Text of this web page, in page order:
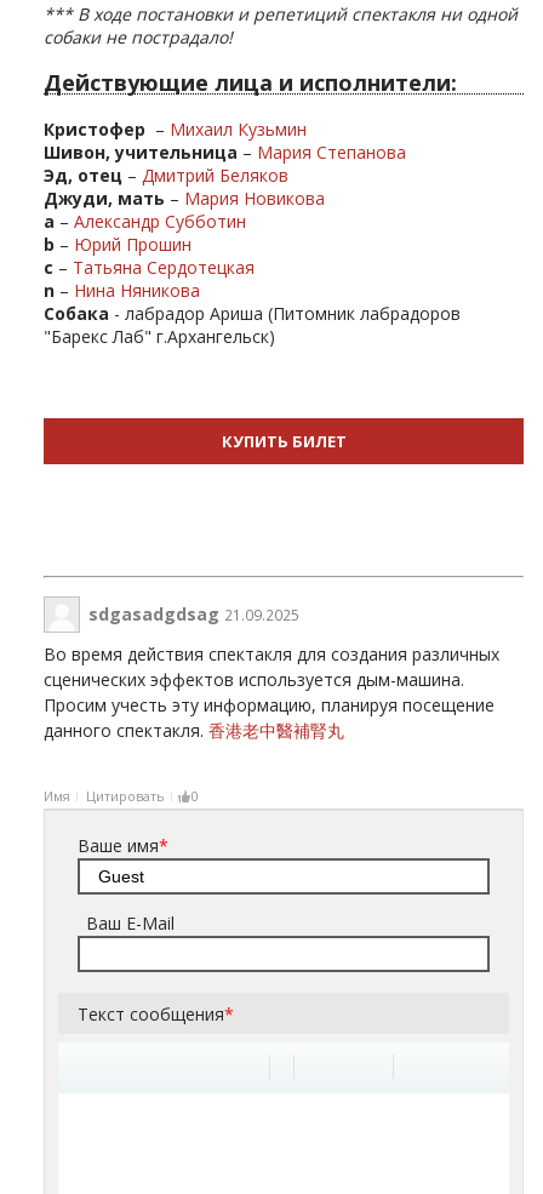
*** В ходе постановки и репетиций спектакля ни одной
собаки не пострадало!
Действующие лица и исполнители:
Кристофер – Михаил Кузьмин
Шивон, учительница – Мария Степанова
Эд, отец – Дмитрий Беляков
Джуди, мать – Мария Новикова
a – Александр Субботин
b – Юрий Прошин
c – Татьяна Сердотецкая
n – Нина Няникова
Собака - лабрадор Ариша (Питомник лабрадоров
"Барекс Лаб" г.Архангельск)
КУПИТЬ БИЛЕТ
sdgasadgdsag 21.09.2025
Во время действия спектакля для создания различных
сценических эффектов используется дым-машина.
Просим учесть эту информацию, планируя посещение
данного спектакля. 香港老中醫補腎丸
Имя Цитировать 0
Ваше имя*
Ваш E-Mail
Текст сообщения*